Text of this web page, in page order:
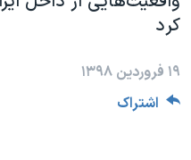
اقتصادی
علم و فناوری
حمله جمهوری اسلامی به
رمز مهسا
دنبال کنید
کرد
۱۹ فروردین ۱۳۹۸
اشتراک